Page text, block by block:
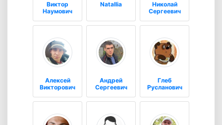
Виктор
Наумович
Natallia
Николай
Сергеевич
Алексей
Викторович
Андрей
Сергеевич
Глеб
Русланович